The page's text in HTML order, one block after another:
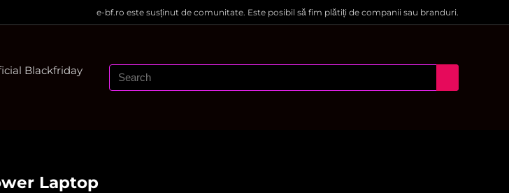
e-bf.ro este susținut de comunitate. Este posibil să fim plătiți de companii sau branduri.
Blackfriday
Laptop